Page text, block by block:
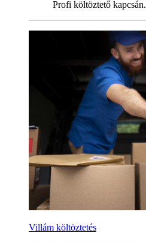
Profi költöztető kapcsán.
Villám költöztetés